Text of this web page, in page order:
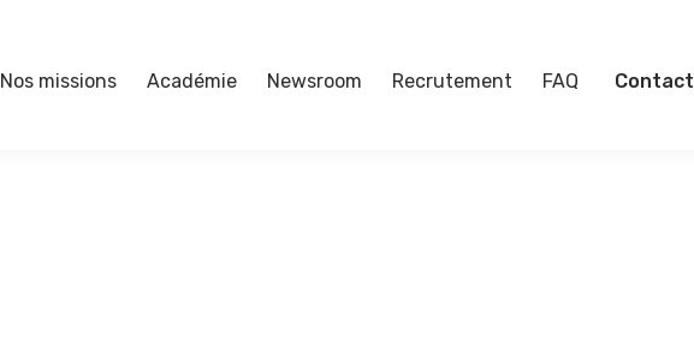
Nos missions Académie Newsroom Recrutement FAQ Contact